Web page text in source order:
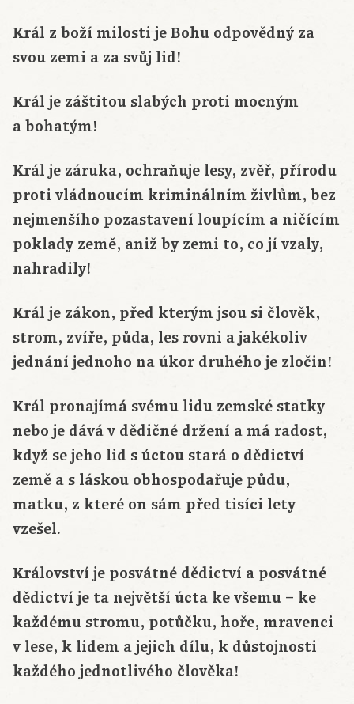
Král z boží milosti je Bohu odpovědný za
svou zemi a za svůj lid!
Král je záštitou slabých proti mocným
a bohatým!
Král je záruka, ochraňuje lesy, zvěř, přírodu
proti vládnoucím kriminálním živlům, bez
nejmenšího pozastavení loupícím a ničícím
poklady země, aniž by zemi to, co jí vzaly,
nahradily!
Král je zákon, před kterým jsou si člověk,
strom, zvíře, půda, les rovni a jakékoliv
jednání jednoho na úkor druhého je zločin!
Král pronajímá svému lidu zemské statky
nebo je dává v dědičné držení a má radost,
když se jeho lid s úctou stará o dědictví
země a s láskou obhospodařuje půdu,
matku, z které on sám před tisíci lety
vzešel.
Království je posvátné dědictví a posvátné
dědictví je ta největší úcta ke všemu – ke
každému stromu, potůčku, hoře, mravenci
v lese, k lidem a jejich dílu, k důstojnosti
každého jednotlivého člověka!